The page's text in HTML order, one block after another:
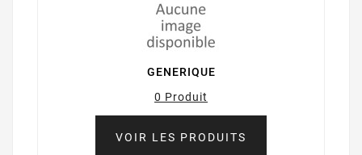
GENERIQUE
0 Produit
VOIR LES PRODUITS